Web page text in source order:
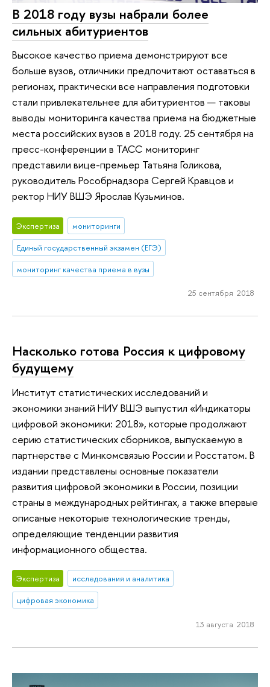
В 2018 году вузы набрали более
сильных абитуриентов
Высокое качество приема демонстрируют все
больше вузов, отличники предпочитают оставаться в
регионах, практически все направления подготовки
стали привлекательнее для абитуриентов — таковы
выводы мониторинга качества приема на бюджетные
места российских вузов в 2018 году. 25 сентября на
пресс-конференции в ТАСС мониторинг
представили вице-премьер Татьяна Голикова,
руководитель Рособрнадзора Сергей Кравцов и
ректор НИУ ВШЭ Ярослав Кузьминов.
Экспертиза
мониторинги
Единый государственный экзамен (ЕГЭ)
мониторинг качества приема в вузы
25 сентября 2018
Насколько готова Россия к цифровому
будущему
Институт статистических исследований и
экономики знаний НИУ ВШЭ выпустил «Индикаторы
цифровой экономики: 2018», которые продолжают
серию статистических сборников, выпускаемую в
партнерстве с Минкомсвязью России и Росстатом. В
издании представлены основные показатели
развития цифровой экономики в России, позиции
страны в международных рейтингах, а также впервые
описаные некоторые технологические тренды,
определяющие тенденции развития
информационного общества.
Экспертиза
исследования и аналитика
цифровая экономика
13 августа 2018